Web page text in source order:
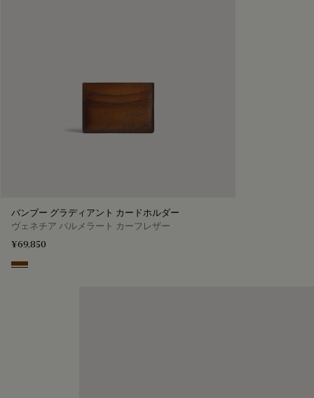
バンブー グラディアント カードホルダー
ヴェネチア パルメラート カーフレザー
¥69,850
Fiamma